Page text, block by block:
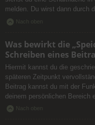
melden. Du wirst dann durch
Nach oben
Was bewirkt die
Schreiben eines
Hiermit kannst du die
späteren Zeitpunkt
Beitrag kannst du mit der
deinem persönlichen Bereich
Nach oben